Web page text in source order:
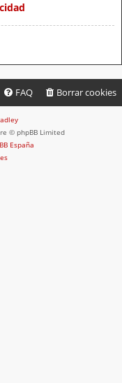
Borrar cookies
FAQ
© phpBB Limited
España